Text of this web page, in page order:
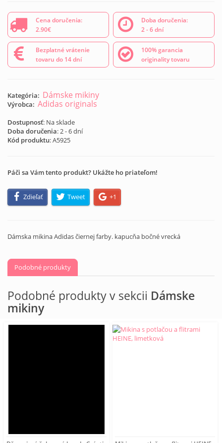
Cena doručenia:
2.90€
Doba doručenia:
2 - 6 dní
Bezplatné vrátenie
tovaru do 14 dní
100% garancia
originality tovaru
Kategória: Dámske mikiny
Výrobca: Adidas originals
Dostupnosť: Na sklade
Doba doručenia: 2 - 6 dní
Kód produktu:A5925
Páči sa Vám tento produkt? Ukážte ho priateľom!
Zdieľať Tweet +1
Dámska mikina Adidas čiernej farby. kapucňa bočné vrecká
Podobné produkty
Podobné produkty v sekcii Dámske
mikiny